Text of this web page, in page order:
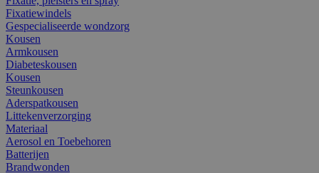
Fixatiewindels
Gespecialiseerde wondzorg
Kousen
Armkousen
Diabeteskousen
Kousen
Steunkousen
Aderspatkousen
Littekenverzorging
Materiaal
Aerosol en Toebehoren
Batterijen
Brandwonden